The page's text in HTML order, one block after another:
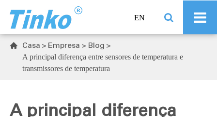
EN
 Casa Empresa Blog
A principal diferença entre sensores de temperatura e
transmissores de temperatura
A principal diferença